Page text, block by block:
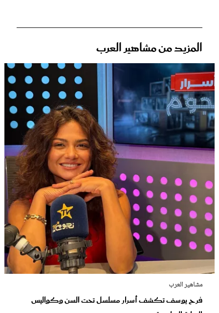
المزيد من مشاهير العرب
مشاهير العرب
فرح يوسف تكشف أسرار مسلسل تحت السن وكواليس